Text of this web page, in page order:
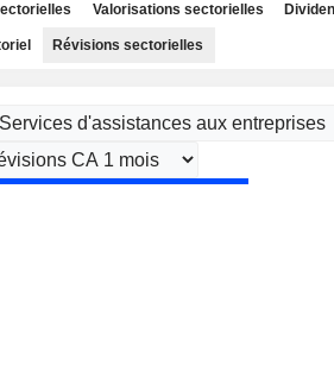
Valorisations sectorielles
Révisions sectorielles